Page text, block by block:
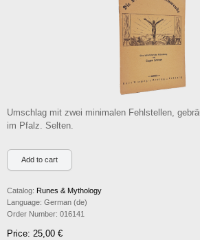
Umschlag mit zwei minimalen Fehlstellen,
im Pfalz. Selten.
Catalog: Runes & Mythology
Language: German (de)
Order Number: 016141
Price: 25,00 €